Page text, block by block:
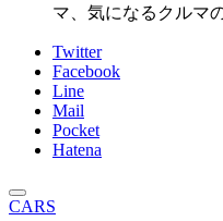
マ、気になるクルマ
Twitter
Facebook
Line
Mail
Pocket
Hatena
CARS